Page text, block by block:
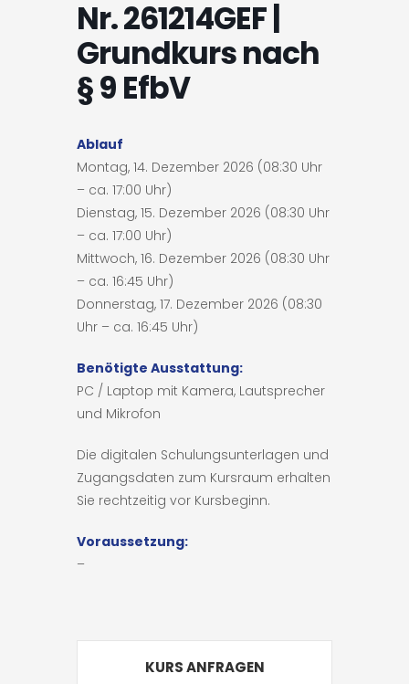
Nr. 261214GEF |
Grundkurs nach
§ 9 EfbV
Ablauf
Montag, 14. Dezember 2026 (08:30 Uhr
– ca. 17:00 Uhr)
Dienstag, 15. Dezember 2026 (08:30 Uhr
– ca. 17:00 Uhr)
Mittwoch, 16. Dezember 2026 (08:30 Uhr
– ca. 16:45 Uhr)
Donnerstag, 17. Dezember 2026 (08:30
Uhr – ca. 16:45 Uhr)
Benötigte Ausstattung:
PC / Laptop mit Kamera, Lautsprecher
und Mikrofon
Die digitalen Schulungsunterlagen und
Zugangsdaten zum Kursraum erhalten
Sie rechtzeitig vor Kursbeginn.
Voraussetzung:
–
KURS ANFRAGEN